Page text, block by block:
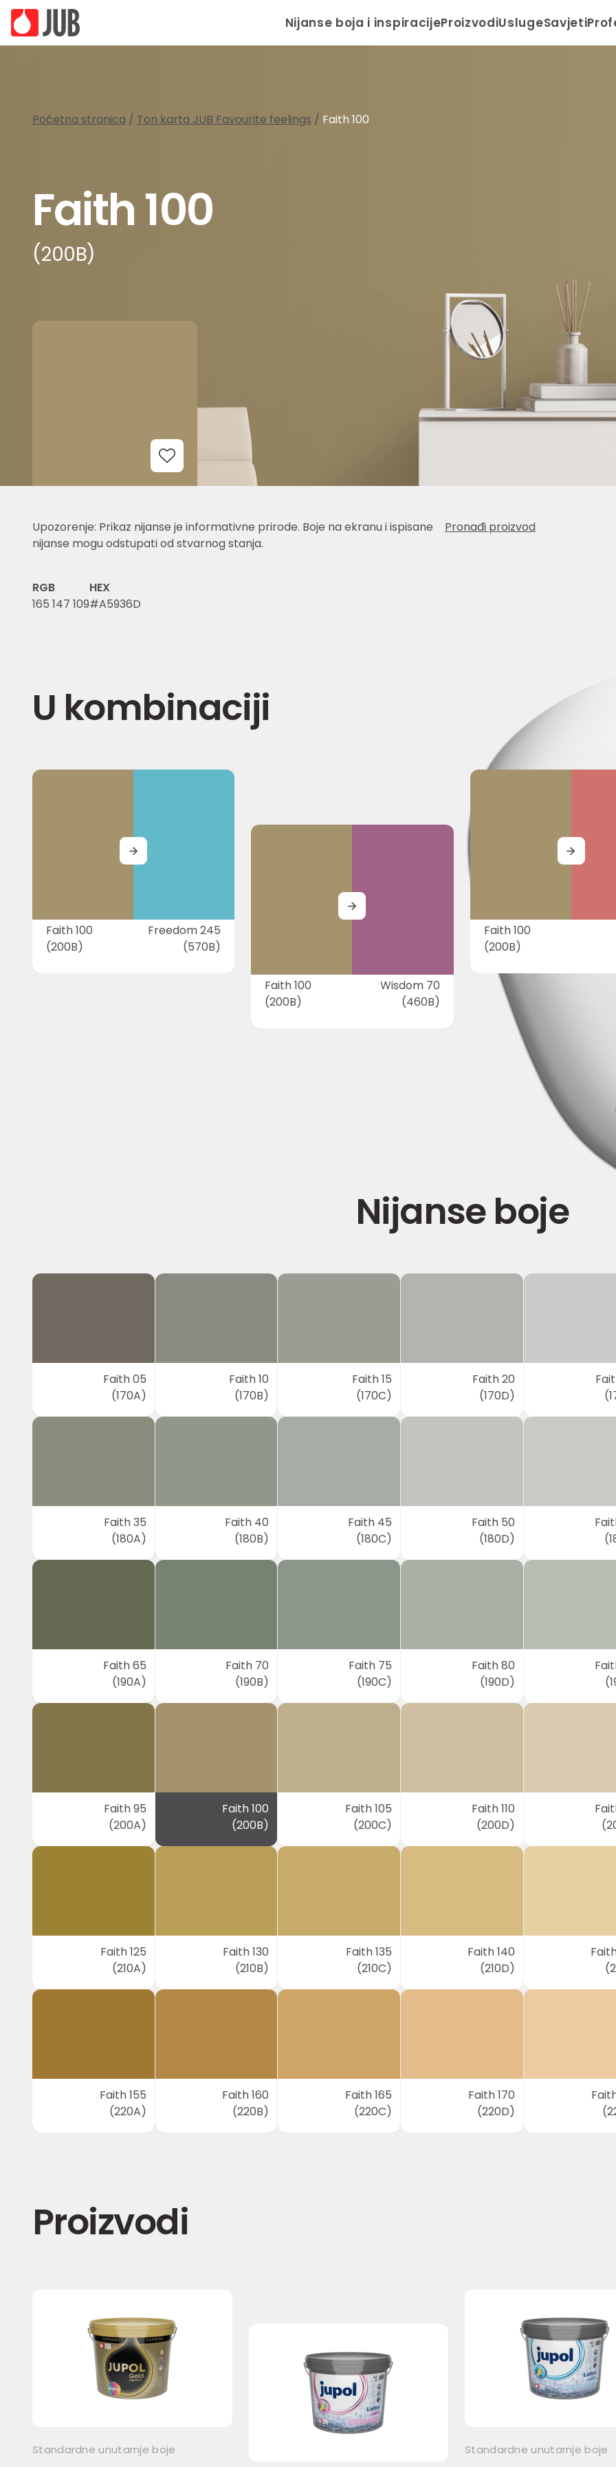
Nijanse boja i inspiracijeProizvodiUslugeSavjeti
Početna stranica / Ton karta JUB Favourite feelings / Faith 100
Faith 100
(200B)
Add to Wishlist
Upozorenje: Prikaz nijanse je informativne prirode. Boje na ekranu i ispisane
nijanse mogu odstupati od stvarnog stanja.
Pronađi proizvod
RGB
165 147 109
HEX
#A5936D
U kombinaciji
Faith 100
(200B)
Freedom 245
(570B)
MORE
Faith 100
(200B)
Wisdom 70
(460B)
MORE
Faith 100
(200B)
MORE
Nijanse boje
Faith 05
(170A)
Faith 10
(170B)
Faith 15
(170C)
Faith 20
(170D)
Faith 35
(180A)
Faith 40
(180B)
Faith 45
(180C)
Faith 50
(180D)
Faith 65
(190A)
Faith 70
(190B)
Faith 75
(190C)
Faith 80
(190D)
Faith 95
(200A)
Faith 100
(200B)
Faith 105
(200C)
Faith 110
(200D)
Faith 125
(210A)
Faith 130
(210B)
Faith 135
(210C)
Faith 140
(210D)
Faith 155
(220A)
Faith 160
(220B)
Faith 165
(220C)
Faith 170
(220D)
Proizvodi
Standardne unutarnje boje Standardne unutarnje boje